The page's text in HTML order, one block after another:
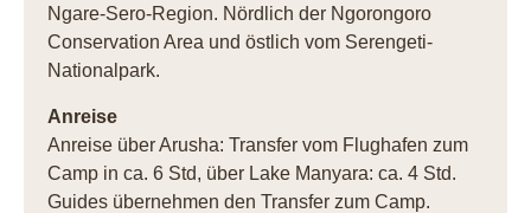
Ngare-Sero-Region. Nördlich der Ngorongoro
Conservation Area und östlich vom Serengeti-
Nationalpark.
Anreise
Anreise über Arusha: Transfer vom Flughafen zum
Camp in ca. 6 Std, über Lake Manyara: ca. 4 Std.
Guides übernehmen den Transfer zum Camp.